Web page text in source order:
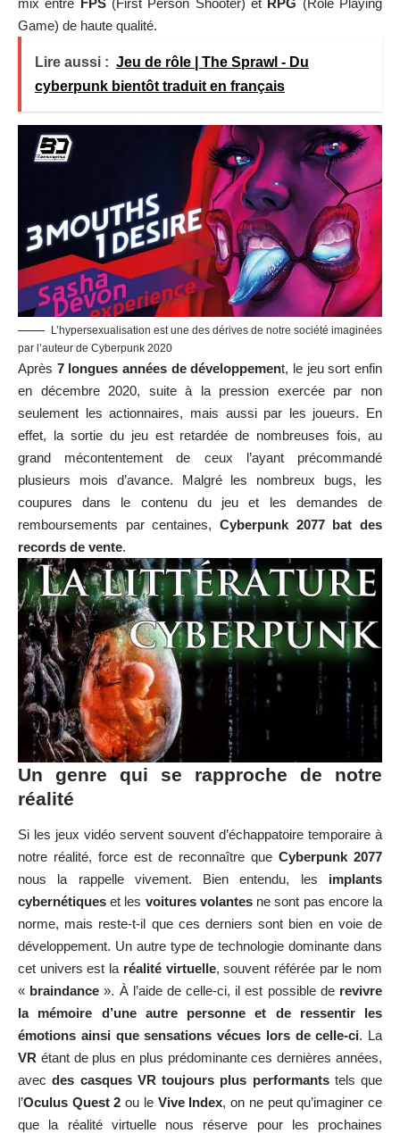
Game) de haute qualité.
Lire aussi : Jeu de rôle | The Sprawl - Du
cyberpunk bientôt traduit en français
L’hypersexualisation est une des dérives de notre société imaginées
par l’auteur de Cyberpunk 2020
Après 7 longues années de développement, le jeu sort enfin
en décembre 2020, suite à la pression exercée par non
seulement les actionnaires, mais aussi par les joueurs. En
effet, la sortie du jeu est retardée de nombreuses fois, au
grand mécontentement de ceux l’ayant précommandé
plusieurs mois d’avance. Malgré les nombreux bugs, les
coupures dans le contenu du jeu et les demandes de
remboursements par centaines, Cyberpunk 2077 bat des
records de vente.
Un genre qui se rapproche de notre
réalité
Si les jeux vidéo servent souvent d’échappatoire temporaire à
notre réalité, force est de reconnaître que Cyberpunk 2077
nous la rappelle vivement. Bien entendu, les implants
cybernétiques et les voitures volantesne sont pas encore la
norme, mais reste-t-il que ces derniers sont bien en voie de
développement. Un autre type de technologie dominante dans
cet univers est la réalité virtuelle, souvent référée par le nom
« braindance ». À l’aide de celle-ci, il est possible de revivre
la mémoire d’une autre personne et de ressentir les
émotions ainsi que sensations vécues lors de celle-ci. La
VR étant de plus en plus prédominante ces dernières années,
avecdes casques VR toujours plus performantstels que
l’Oculus Quest 2 ou le Vive Index, on ne peut qu’imaginer ce
que la réalité virtuelle nous réserve pour les prochaines